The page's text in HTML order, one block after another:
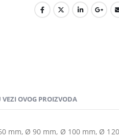
OVOG PROIZVODA
mm, Ø 90 mm, Ø 100 mm, Ø